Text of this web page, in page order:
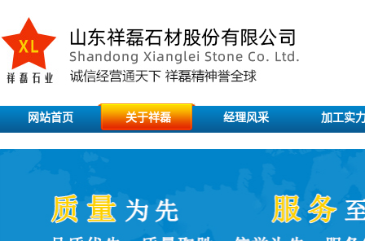
网站首页 关于祥磊 经理风采 加工实